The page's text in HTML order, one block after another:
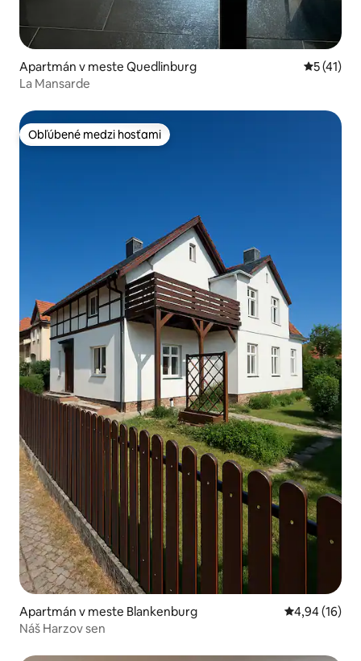
Apartmán v meste Quedlinburg
5 (41)
La Mansarde
Obľúbené medzi hosťami
Obľúbené medzi hosťami
Apartmán v meste Blankenburg Priemerné
4,94 (16)
Náš Harzov sen